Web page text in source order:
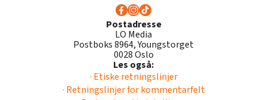
Postadresse
LO Media
Postboks 8964, Youngstorget
0028 Oslo
Les også:
· Etiske retningslinjer
· Retningslinjer for kommentarfelt